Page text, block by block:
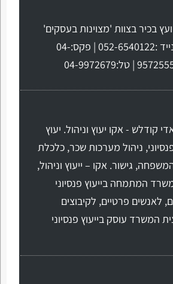
בכיר בצוות 'מצוינות בעסקים'
נייד :052-6540122 | פקס:04-
| טל:04-9972679
קודלש - אקו יעוץ וניהול. יעוץ
ניהול מערכות שכר, כלכלת
גישור. אקו – ייעוץ וניהול,
המתמחה בייעוץ פנסיוני
לאנשים פרטיים, לקיבוצים
המשרד עוסק בייעוץ פנסיוני